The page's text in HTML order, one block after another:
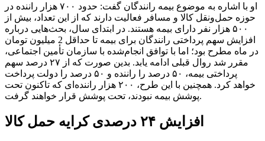
او با اشاره به موضوع بیمه رانندگان گفت: حدود ۷۰۰ هزار راننده در
حوزه حمل‌ونقل کالا و مسافر فعالیت دارند که از این تعداد، بیش از
۵۰۰ هزار نفر دارای بیمه هستند. در ابتدای سال، بحث‌هایی درباره
افزایش سهم پرداختی رانندگان برای بیمه تا حداقل 2 میلیون تومان
در ماه مطرح بود؛ اما با توافق انجام‌شده با سازمان تأمین اجتماعی،
مقرر شد روال قبلی ادامه یابد. بدین صورت که از ۲۷ درصد سهم
پرداختی بیمه، ۵۰ درصد را راننده و ۵۰ درصد را دولت پرداخت
خواهد کرد. همچنین با این طرح، ۲۰۰ هزار راننده‌ای که تاکنون تحت
پوشش بیمه نبودند، تحت پوشش قرار خواهند گرفت.
افزایش ۲۴ درصدی کرایه حمل کالا